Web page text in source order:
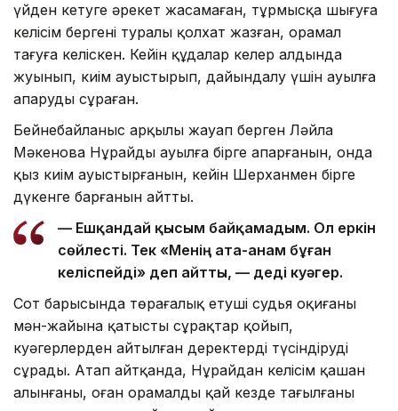
үйден кетуге әрекет жасамаған, тұрмысқа шығуға
келісім бергені туралы қолхат жазған, орамал
тағуға келіскен. Кейін құдалар келер алдында
жуынып, киім ауыстырып, дайындалу үшін ауылға
апаруды сұраған.
Бейнебайланыс арқылы жауап берген Ләйла
Мәкенова Нұрайды ауылға бірге апарғанын, онда
қыз киім ауыстырғанын, кейін Шерханмен бірге
дүкенге барғанын айтты.
— Ешқандай қысым байқамадым. Ол еркін
сөйлесті. Тек «Менің ата-анам бұған
келіспейді» деп айтты, — деді куәгер.
Сот барысында төрағалық етуші судья оқиғаның
мән-жайына қатысты сұрақтар қойып,
куәгерлерден айтылған деректерді түсіндіруді
сұрады. Атап айтқанда, Нұрайдан келісім қашан
алынғаны, оған орамалдың қай кезде тағылғаны